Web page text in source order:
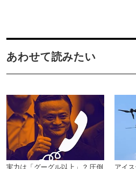
あわせて読みたい
実力は「グーグル以上」？ 圧倒
アイ